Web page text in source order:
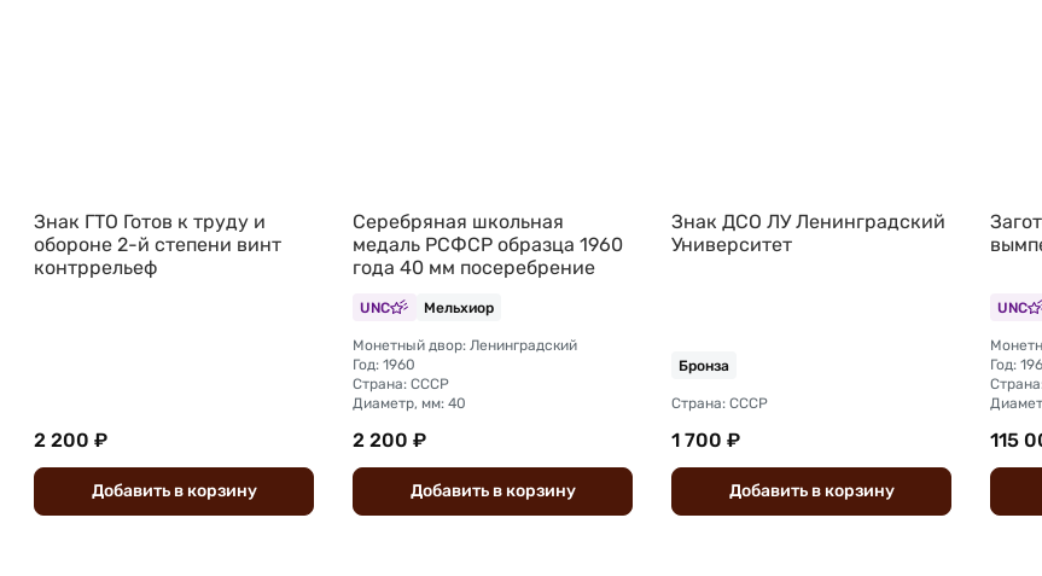
Знак ГТО Готов к труду и
обороне 2-й степени винт
контррельеф
2 200 ₽
Добавить вкорзину
Серебряная школьная
медаль РСФСР образца 1960
года 40 мм посеребрение
UNC Мельхиор
Монетный двор: Ленинградский
Год: 1960
Страна: СССР
Диаметр, мм: 40
2 200 ₽
Добавить вкорзину
Знак ДСО ЛУ Ленинградский
Университет
Бронза
Страна: СССР
1 700 ₽
Добавить вкорзину
UNC
Год:
115